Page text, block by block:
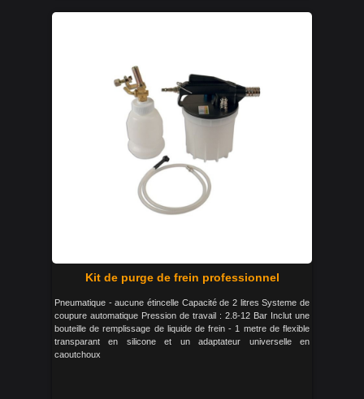
Kit de purge de frein professionnel
Pneumatique - aucune étincelle Capacité de 2 litres Systeme de
coupure automatique Pression de travail : 2.8-12 Bar Inclut une
bouteille de remplissage de liquide de frein - 1 metre de flexible
transparant en silicone et un adaptateur universelle en
caoutchoux